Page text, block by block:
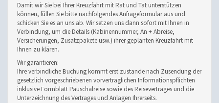
Damit wir Sie bei Ihrer Kreuzfahrt mit Rat und Tat unterstützen
können, füllen Sie bitte nachfolgendes Anfrageformular aus und
schicken Sie es an uns ab. Wir setzen uns dann sofort mit Ihnen in
Verbindung, um die Details (Kabinennummer, An + Abreise,
Versicherungen, Zusatzpakete usw.) ihrer geplanten Kreuzfahrt mit
Ihnen zu klären.
Wir garantieren:
Ihre verbindliche Buchung kommt erst zustande nach Zusendung der
gesetzlich vorgeschriebenen vorvertraglichen Informationspflichten
inklusive Formblatt Pauschalreise sowie des Reisevertrages und die
Unterzeichnung des Vertrages und Anlagen Ihrerseits.